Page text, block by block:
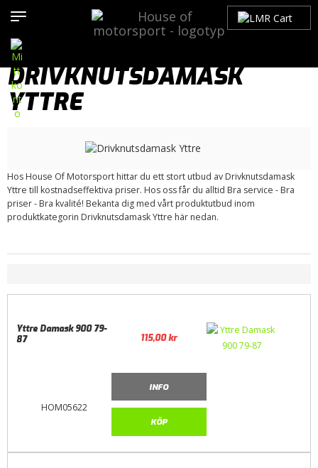
>Bilmärken>Saab >900>900 OG (1979-1993)
>Drivlina
DRIVKNUTSDAMASK
YTTRE
Hos House Of Motorsport hittar du ett stort utbud av Drivknutsdamask
Yttre till kostnadseffektiva priser. Hos oss får du alltid Bra service - Bra
priser - Bra kvalité! Bekanta dig med vårt produktutbud inom
produktkategorin Drivknutsdamask Yttre här nedan.
HOM05622
Yttre Damask 900 79-
87
115,00kr
INFO
KÖP